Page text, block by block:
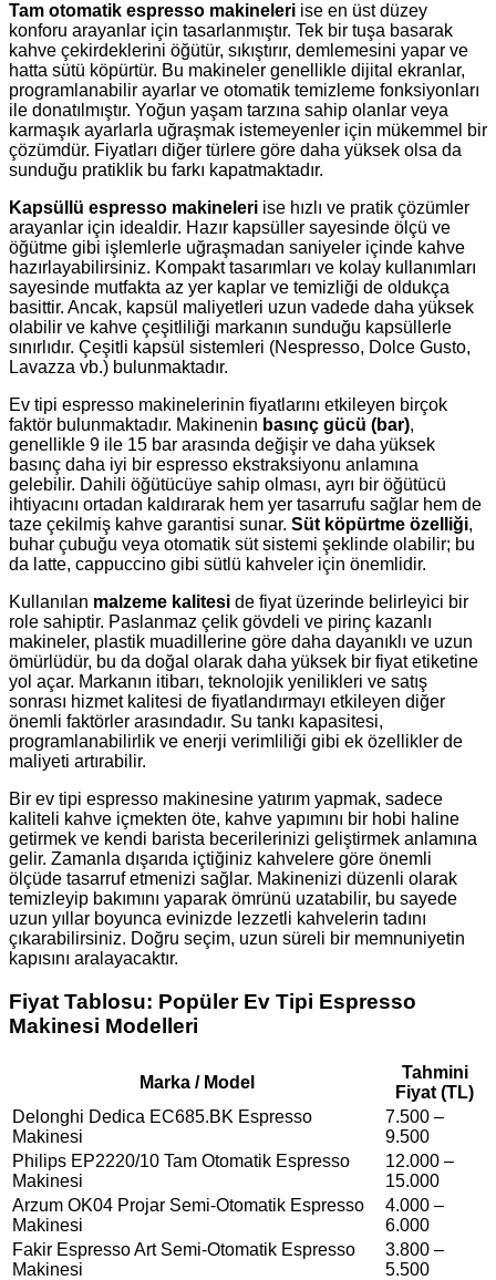
Tam otomatik espresso makineleri ise en üst düzey
konforu arayanlar için tasarlanmıştır. Tek bir tuşa basarak
kahve çekirdeklerini öğütür, sıkıştırır, demlemesini yapar ve
hatta sütü köpürtür. Bu makineler genellikle dijital ekranlar,
programlanabilir ayarlar ve otomatik temizleme fonksiyonları
ile donatılmıştır. Yoğun yaşam tarzına sahip olanlar veya
karmaşık ayarlarla uğraşmak istemeyenler için mükemmel bir
çözümdür. Fiyatları diğer türlere göre daha yüksek olsa da
sunduğu pratiklik bu farkı kapatmaktadır.
Kapsüllü espresso makineleri ise hızlı ve pratik çözümler
arayanlar için idealdir. Hazır kapsüller sayesinde ölçü ve
öğütme gibi işlemlerle uğraşmadan saniyeler içinde kahve
hazırlayabilirsiniz. Kompakt tasarımları ve kolay kullanımları
sayesinde mutfakta az yer kaplar ve temizliği de oldukça
basittir. Ancak, kapsül maliyetleri uzun vadede daha yüksek
olabilir ve kahve çeşitliliği markanın sunduğu kapsüllerle
sınırlıdır. Çeşitli kapsül sistemleri (Nespresso, Dolce Gusto,
Lavazza vb.) bulunmaktadır.
Ev tipi espresso makinelerinin fiyatlarını etkileyen birçok
faktör bulunmaktadır. Makinenin basınç gücü (bar),
genellikle 9 ile 15 bar arasında değişir ve daha yüksek
basınç daha iyi bir espresso ekstraksiyonu anlamına
gelebilir. Dahili öğütücüye sahip olması, ayrı bir öğütücü
ihtiyacını ortadan kaldırarak hem yer tasarrufu sağlar hem de
taze çekilmiş kahve garantisi sunar. Süt köpürtme özelliği,
buhar çubuğu veya otomatik süt sistemi şeklinde olabilir; bu
da latte, cappuccino gibi sütlü kahveler için önemlidir.
Kullanılan malzeme kalitesi de fiyat üzerinde belirleyici bir
role sahiptir. Paslanmaz çelik gövdeli ve pirinç kazanlı
makineler, plastik muadillerine göre daha dayanıklı ve uzun
ömürlüdür, bu da doğal olarak daha yüksek bir fiyat etiketine
yol açar. Markanın itibarı, teknolojik yenilikleri ve satış
sonrası hizmet kalitesi de fiyatlandırmayı etkileyen diğer
önemli faktörler arasındadır. Su tankı kapasitesi,
programlanabilirlik ve enerji verimliliği gibi ek özellikler de
maliyeti artırabilir.
Bir ev tipi espresso makinesine yatırım yapmak, sadece
kaliteli kahve içmekten öte, kahve yapımını bir hobi haline
getirmek ve kendi barista becerilerinizi geliştirmek anlamına
gelir. Zamanla dışarıda içtiğiniz kahvelere göre önemli
ölçüde tasarruf etmenizi sağlar. Makinenizi düzenli olarak
temizleyip bakımını yaparak ömrünü uzatabilir, bu sayede
uzun yıllar boyunca evinizde lezzetli kahvelerin tadını
çıkarabilirsiniz. Doğru seçim, uzun süreli bir memnuniyetin
kapısını aralayacaktır.
Fiyat Tablosu: Popüler Ev Tipi Espresso
Makinesi Modelleri
Marka / Model
Tahmini
Fiyat (TL)
Delonghi Dedica EC685.BK Espresso
Makinesi
7.500 –
9.500
Philips EP2220/10 Tam Otomatik Espresso
Makinesi
12.000 –
15.000
Arzum OK04 Projar Semi-Otomatik Espresso
Makinesi
4.000 –
6.000
Fakir Espresso Art Semi-Otomatik Espresso
Makinesi
3.800 –
5.500